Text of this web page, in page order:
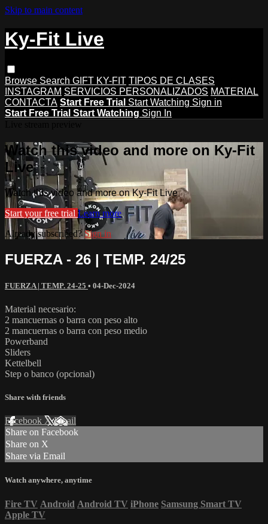
Skip to main content
Ky-Fit Live
Browse Search GIFT KY-FIT TIPOS DE CLASES
INSTAGRAM SERVICIOS PERSONALIZADOS MATERIAL
CONTACTA Start Free Trial Start Watching Sign in
Start Free Trial Start Watching Sign In
Watch this video and more on Ky-Fit
Live
Watch this video and more on Ky-Fit Live
Start your free trial Learn more
Already subscribed?Sign in
FUERZA - 26 | TEMP. 24/25
FUERZA | TEMP. 24-25 • 04-Dec-2024
Material necesario:
2 mancuernas o barra con peso alto
2 mancuernas o barra con peso medio
Powerband
Sliders
Kettelbell
Step o banco (opcional)
Share with friends
Facebook XEmail
Share on Facebook
Share on X
Share via Email
Watch anywhere, anytime
Fire TV Android Android TV iPhone Samsung Smart TV
Apple TV